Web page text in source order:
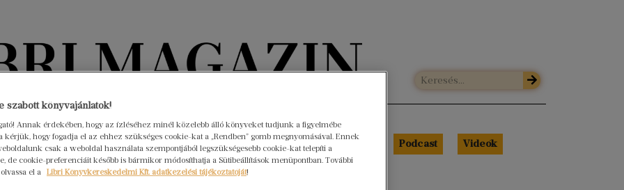
Könyvektől az olvasókig
Interjúk Beleolvasó A hónap könyvei HÍREK Libri Portré Podcast Videók
szabott könyvajánlatok!
Annak érdekében, hogy az ízléséhez minél közelebb álló könyveket tudjunk a figyelmébe
kérjük, hogy fogadja el az ehhez szükséges cookie-kat a „Rendben” gomb megnyomásával. Ennek
csak a weboldal használata szempontjából legszükségesebb cookie-kat telepíti a
de cookie-preferenciáit később is bármikor módosíthatja a Sütibeállítások menüpontban. További
el a Libri Könyvkereskedelmi Kft. adatkezelési tájékoztatóját!